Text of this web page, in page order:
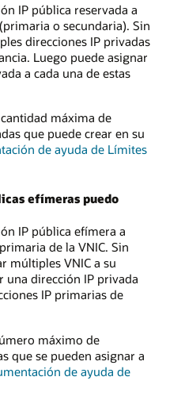
IP pública reservada a
o secundaria). Sin
direcciones IP privadas
Luego puede asignar
a cada una de estas
máxima de
que puede crear en su
de ayuda de Límites
efímeras puedo
IP pública efímera a
de la VNIC. Sin
múltiples VNIC a su
una dirección IP privada
IP primarias de
máximo de
que se pueden asignar a
de ayuda de